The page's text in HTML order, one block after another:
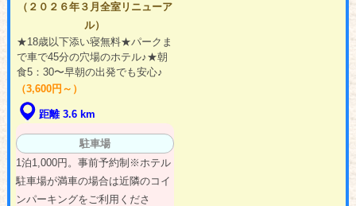
（２０２６年３月全室リニューア
ル）
★18歳以下添い寝無料★パークま
で車で45分の穴場のホテル♪★朝
食5：30〜早朝の出発でも安心♪
（3,600円～）
距離 3.6 km
駐車場
1泊1,000円。事前予約制※ホテル
駐車場が満車の場合は近隣のコイ
ンパーキングをご利用くださ